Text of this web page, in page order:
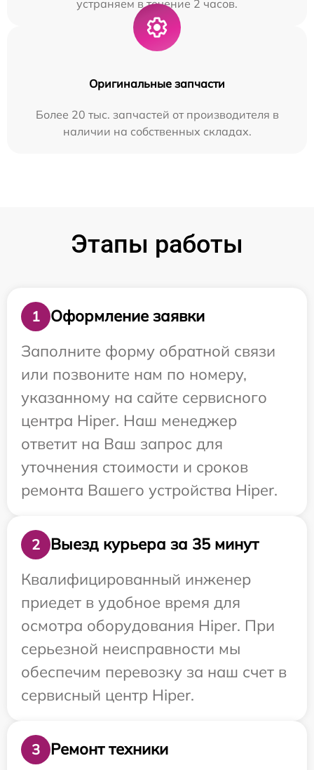
устраняем в течение 2 часов.
Оригинальные запчасти
Более 20 тыс. запчастей от производителя в
наличии на собственных складах.
Этапы работы
1
Оформление заявки
Заполните форму обратной связи
или позвоните нам по номеру,
указанному на сайте сервисного
центра Hiper. Наш менеджер
ответит на Ваш запрос для
уточнения стоимости и сроков
ремонта Вашего устройства Hiper.
2
Выезд курьера за 35 минут
Квалифицированный инженер
приедет в удобное время для
осмотра оборудования Hiper. При
серьезной неисправности мы
обеспечим перевозку за наш счет в
сервисный центр Hiper.
3 Ремонт техники